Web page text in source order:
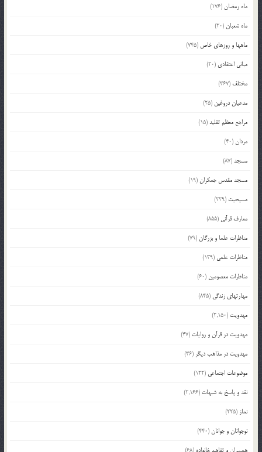
ماه رمضان(176)
ماه شعبان(20)
ماهها و روزهای خاص (745)
مبانی اعتقادی (20)
مختلف (367)
مدعیان دروغین (25)
مراجع معظم تقلید(15)
مردان(40)
مسجد(87)
مسجد مقدس جمکران(19)
مسیحیت (229)
معارف قرآنی (855)
مناظرات علما و بزرگان(79)
مناظرات علمی (139)
مناظرات معصومین (60)
مهارتهای زندگی (845)
مهدویت (2,150)
مهدویت در قرآن و روایات (47)
مهدویت در مذاهب دیگر (36)
موضوعات اجتماعی (122)
نقد و پاسخ به شبهات (2,166)
نماز (225)
نوجوانان و جوانان(440)